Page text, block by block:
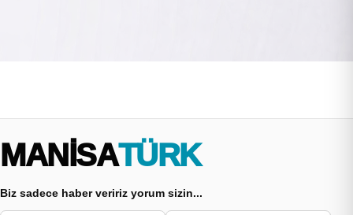
MANİSA TÜRK
Biz sadece haber veririz yorum sizin...